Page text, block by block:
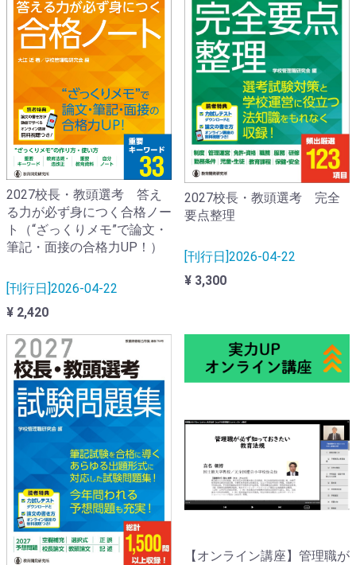
2027校長・教頭選考 答え
る力が必ず身につく合格ノー
ト（“ざっくりメモ”で論文・
筆記・面接の合格力UP！）
[刊行日]2026-04-22
¥ 2,420
2027校長・教頭選考 完全
要点整理
[刊行日]2026-04-22
¥ 3,300
【オンライン講座】管理職が